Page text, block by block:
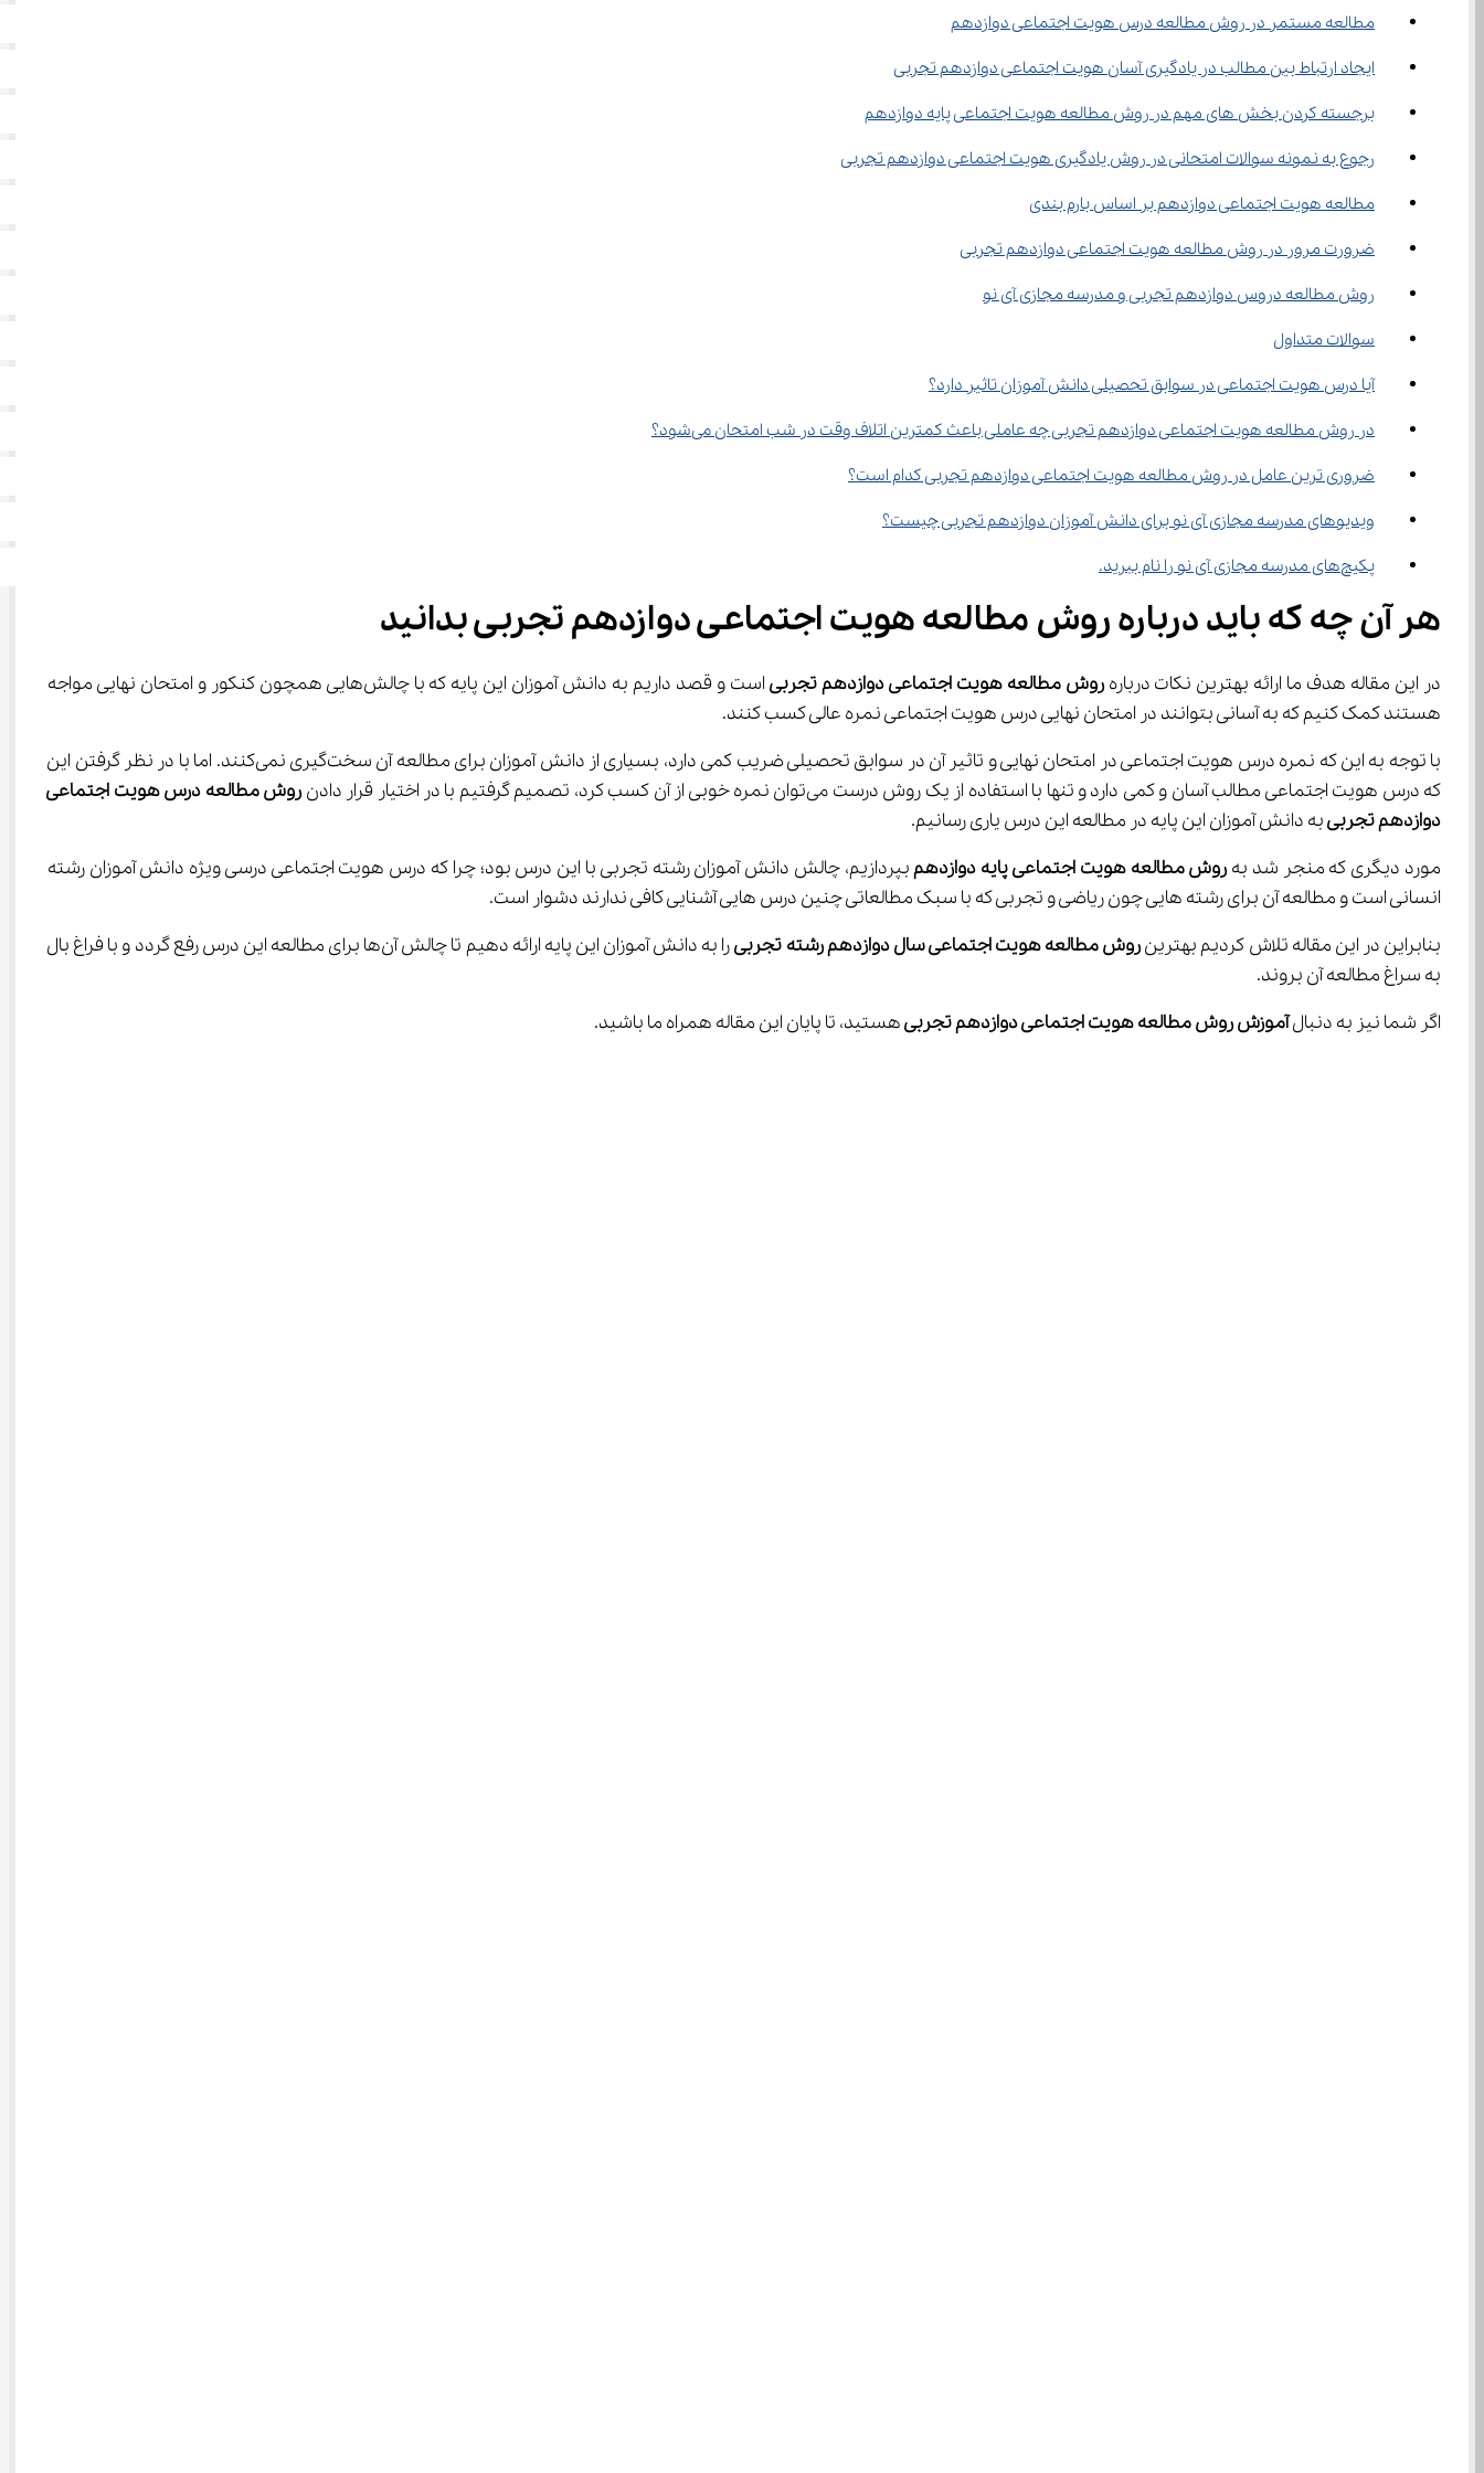
مطالعه مستمر در روش مطالعه درس هویت اجتماعی دوازدهم
ایجاد ارتباط بین مطالب در یادگیری آسان هویت اجتماعی دوازدهم تجربی
برجسته کردن بخش های مهم در روش مطالعه هویت اجتماعی پایه دوازدهم
رجوع به نمونه سوالات امتحانی در روش یادگیری هویت اجتماعی دوازدهم تجربی
مطالعه هویت اجتماعی دوازدهم بر اساس بارم بندی
ضرورت مرور در روش مطالعه هویت اجتماعی دوازدهم تجربی
روش مطالعه دروس دوازدهم تجربی و مدرسه مجازی آی نو
سوالات متداول
آیا درس هویت اجتماعی در سوابق تحصیلی دانش آموزان تاثیر دارد؟
در روش مطالعه هویت اجتماعی دوازدهم تجربی چه عاملی باعث کمترین اتلاف وقت در شب امتحان می‌شود؟
ضروری ترین عامل در روش مطالعه هویت اجتماعی دوازدهم تجربی کدام است؟
ویدیوهای مدرسه مجازی آی نو برای دانش آموزان دوازدهم تجربی چیست؟
پکیج‌های مدرسه مجازی آی نو را نام ببرید.
هر آن چه که باید درباره روش مطالعه هویت اجتماعی دوازدهم تجربی بدانید
در این مقاله هدف ما ارائه بهترین نکات درباره روش مطالعه هویت اجتماعی دوازدهم تجربی
است و قصد داریم به دانش آموزان این پایه که با چالش‌هایی همچون کنکور و امتحان نهایی مواجه
هستند کمک کنیم که به آسانی بتوانند در امتحان نهایی درس هویت اجتماعی نمره عالی کسب کنند.
با توجه به این که نمره درس هویت اجتماعی در امتحان نهایی و تاثیر آن در سوابق تحصیلی ضریب کمی دارد، بسیاری از دانش آموزان برای مطالعه آن سخت‌گیری نمی‌کنند. اما با در نظر گرفتن این
که درس هویت اجتماعی مطالب آسان و کمی دارد و تنها با استفاده از یک روش درست می‌توان نمره خوبی از آن کسب کرد، تصمیم گرفتیم با در اختیار قرار دادن
روش مطالعه درس هویت اجتماعی
دوازدهم تجربی به دانش آموزان این پایه در مطالعه این درس یاری رسانیم.
مورد دیگری که منجر شد به روش مطالعه هویت اجتماعی پایه دوازدهم بپردازیم، چالش دانش آموزان رشته تجربی با این درس بود؛ چرا که درس هویت اجتماعی درسی ویژه دانش آموزان رشته
انسانی است و مطالعه آن برای رشته هایی چون ریاضی و تجربی که با سبک مطالعاتی چنین درس هایی آشنایی کافی ندارند دشوار است.
بنابراین در این مقاله تلاش کردیم بهترین روش مطالعه هویت اجتماعی سال دوازدهم رشته تجربی
را به دانش آموزان این پایه ارائه دهیم تا چالش آن‌ها برای مطالعه این درس رفع گردد و با فراغ بال
به سراغ مطالعه آن بروند.
اگر شما نیز به دنبال آموزش روش مطالعه هویت اجتماعی دوازدهم تجربی هستید، تا پایان این مقاله همراه ما باشید.